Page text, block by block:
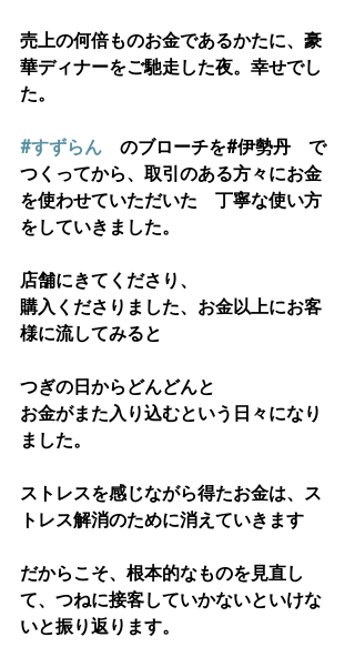
売上の何倍ものお金であるかたに、豪
華ディナーをご馳走した夜。幸せでし
た。
#すずらん のブローチを#伊勢丹　で
つくってから、取引のある方々にお金
を使わせていただいた　丁寧な使い方
をしていきました。
店舗にきてくださり、
購入くださりました、お金以上にお客
様に流してみると
つぎの日からどんどんと
お金がまた入り込むという日々になり
ました。
ストレスを感じながら得たお金は、ス
トレス解消のために消えていきます
だからこそ、根本的なものを見直し
て、つねに接客していかないといけな
いと振り返ります。